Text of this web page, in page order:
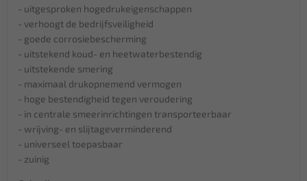
- uitgesproken hogedrukeigenschappen
- verhoogt de bedrijfsveiligheid
- goede corrosiebescherming
- uitstekend koud- en heetwaterbestendig
- uitstekende smering
- maximaal drukopnemend vermogen
- hoge bestendigheid tegen veroudering
- in centrale smeerinrichtingen transporteerbaar
- wrijving- en slijtageverminderend
- universeel toepasbaar
- zuinig